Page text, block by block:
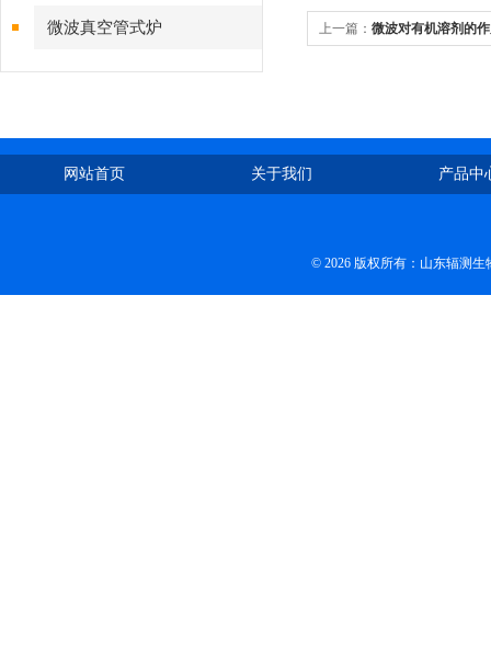
微波真空管式炉 上一篇： 微波对有机溶剂的
网站首页 关于我们 产品中
© 2026 版权所有：山东辐测